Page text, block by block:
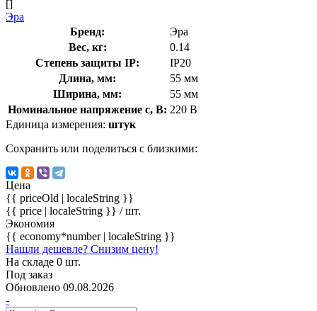
[]
Эра
Бренд:
Эра
Вес, кг:
0.14
Степень защиты IP:
IP20
Длина, мм:
55 мм
Ширина, мм:
55 мм
Номинальное напряжение с, В: 220 В
Единица измерения: штук
Сохранить или поделиться с близкими:
Цена
{{ priceOld | localeString }}
{{ price | localeString }} / шт.
Экономия
{{ economy*number | localeString }}
Нашли дешевле? Снизим цену!
На складе 0 шт.
Под заказ
Обновлено 09.08.2026
-